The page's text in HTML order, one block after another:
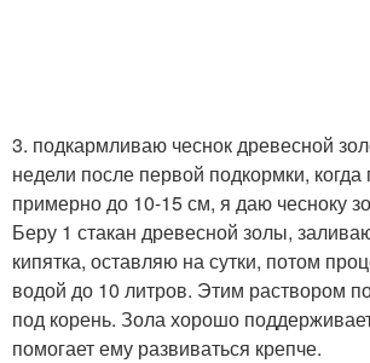
3. подкармливаю чеснок древесной
недели после первой подкормки, когда
примерно до 10-15 см, я даю чесноку
Беру 1 стакан древесной золы,
кипятка, оставляю на сутки, потом
водой до 10 литров. Этим раствором
под корень. Зола хорошо
помогает ему развиваться крепче.